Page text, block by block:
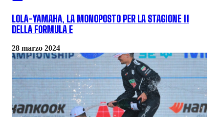
LOLA-YAMAHA, LA MONOPOSTO PER LA STAGIONE 11
DELLA FORMULA E
28 marzo 2024